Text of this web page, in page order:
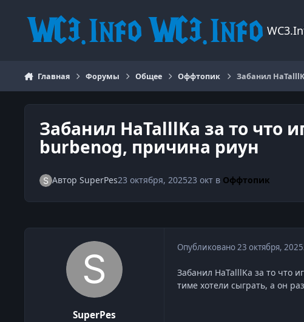
Главная Форумы Общее Оффтопик Забанил
Забанил HaTalllKa за то что
burbenog, причина риун
Автор SuperPes23 октября, 202523 октв Оффтопик
SuperPes
Опубликовано 23 октября, 2025
Забанил HaTalllKa за то что
тиме хотели сыграть, а он